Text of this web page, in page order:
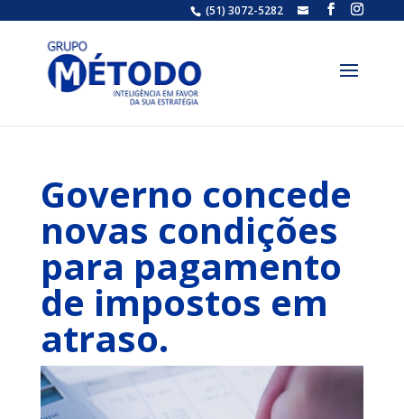
(51) 3072-5282
Governo concede
novas condições
para pagamento
de impostos em
atraso.